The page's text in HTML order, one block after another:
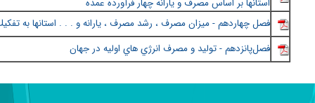
استانها بر اساس مصرف و يارانه چهار فرآورده عمده
فصل چهاردهم - ميزان مصرف ، رشد مصرف ، يارانه و . . . استانها به
فصل‌پانزدهم - توليد و مصرف انرژي هاي اوليه در جهان